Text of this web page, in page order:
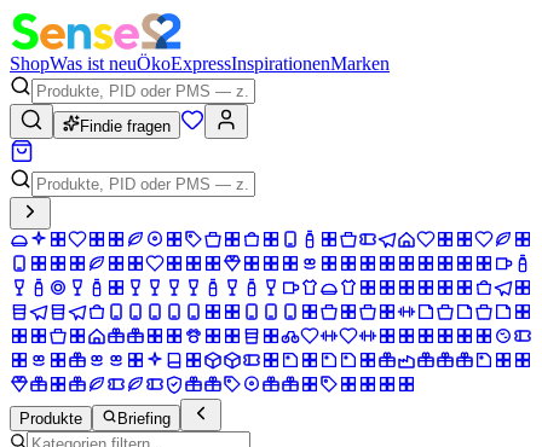
ShopWas ist neuÖkoExpressInspirationenMarken
Findie fragen
Produkte Briefing